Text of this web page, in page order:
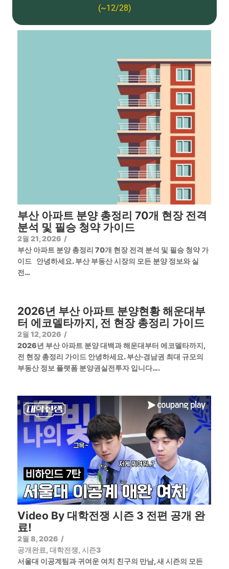
(~12/28)
부산 아파트 분양 총정리 70개 현장 전격
분석 및 필승 청약 가이드
2월 21, 2026 /
부산 아파트 분양 총정리 70개 현장 전격 분석 및 필승 청약 가
이드 안녕하세요. 부산 부동산 시장의 모든 분양 정보와 실
전…
2026년 부산 아파트 분양현황 해운대부
터 에코델타까지, 전 현장 총정리 가이드
2월 12, 2026 /
2026년 부산 아파트 분양 대백과 해운대부터 에코델타까지,
전 현장 총정리 가이드 안녕하세요. 부산·경남권 최대 규모의
부동산 정보 플랫폼 분양권실전투자 입니다….
Video By 대학전쟁 시즌 3 전편 공개 완
료!
2월 8, 2026 /
공개완료, 대학전쟁, 시즌3
서울대 이공계팀과 귀여운 여치 친구의 만남, 새 시즌의 모든